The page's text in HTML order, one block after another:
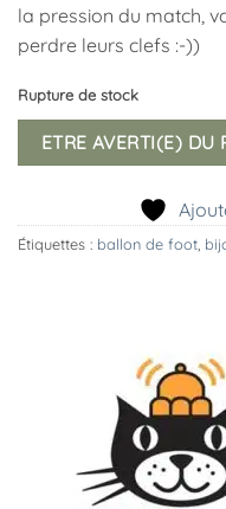
la pression du match,
perdre leurs clefs :-))
Rupture de stock
ETRE AVERTI(E) DU
Étiquettes : ballon de foot